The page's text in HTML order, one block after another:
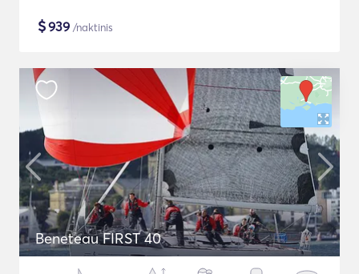
$939 /naktinis
Beneteau FIRST 40